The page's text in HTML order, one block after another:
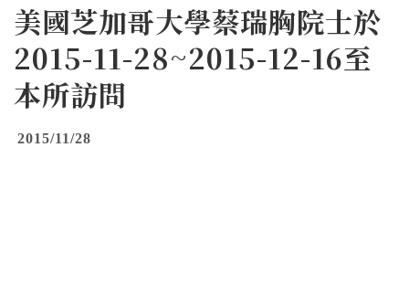
美國芝加哥大學蔡瑞胸院士於
2015-11-28~2015-12-16至
本所訪問
2015/11/28